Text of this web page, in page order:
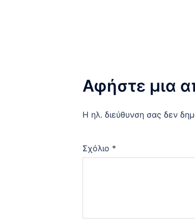
Αφήστε μια
Η ηλ. διεύθυνση σας δεν
Σχόλιο *